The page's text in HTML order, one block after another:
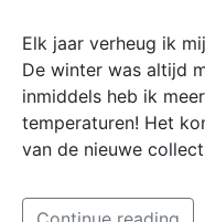
Elk jaar verheug ik
De winter was altijd
inmiddels heb ik
temperaturen! Het
van de nieuwe